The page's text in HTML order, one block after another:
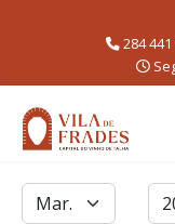
284 441
Filtros
Mês Ano